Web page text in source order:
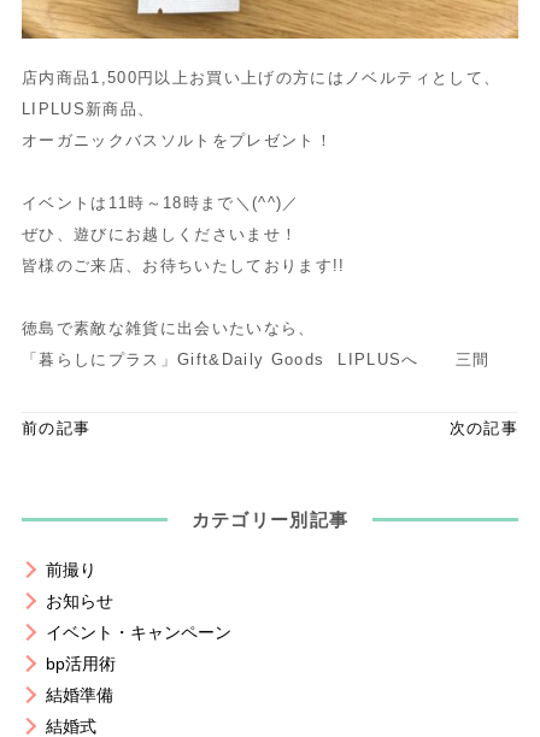
店内商品1,500円以上お買い上げの方にはノベルティとして、
LIPLUS新商品、
オーガニックバスソルトをプレゼント！
イベントは11時～18時まで＼(^^)／
ぜひ、遊びにお越しくださいませ！
皆様のご来店、お待ちいたしております!!
徳島で素敵な雑貨に出会いたいなら、
「暮らしにプラス」Gift&Daily Goods LIPLUSへ 三間
前の記事 次の記事
カテゴリー別記事
前撮り
お知らせ
イベント・キャンペーン
bp活用術
結婚準備
結婚式